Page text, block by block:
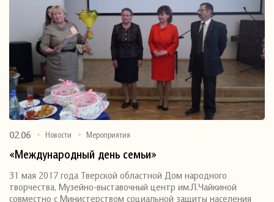
02.06 Новости Мероприятия
«Международный день семьи»
31 мая 2017 года Тверской областной Дом народного
творчества, Музейно-выставочный центр им.Л.Чайкиной
совместно с Министерством социальной защиты населения